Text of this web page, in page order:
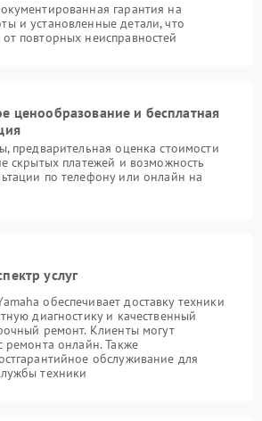
гарантия на
и установленные детали, что
повторных неисправностей
ценообразование и бесплатная
предварительная оценка стоимости
скрытых платежей и возможность
по телефону или онлайн на
услуг
обеспечивает доставку техники
диагностику и качественный
ремонт. Клиенты могут
ремонта онлайн. Также
обслуживание для
техники